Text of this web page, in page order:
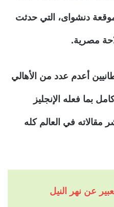
دنشواى، التي حدثت
مصرية.
أعدم عدد من الأهالي
بما فعله الإنجليز
في العالم كله
عن نهر النيل